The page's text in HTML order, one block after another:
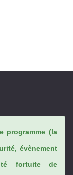
programme (la
évènement
fortuite de